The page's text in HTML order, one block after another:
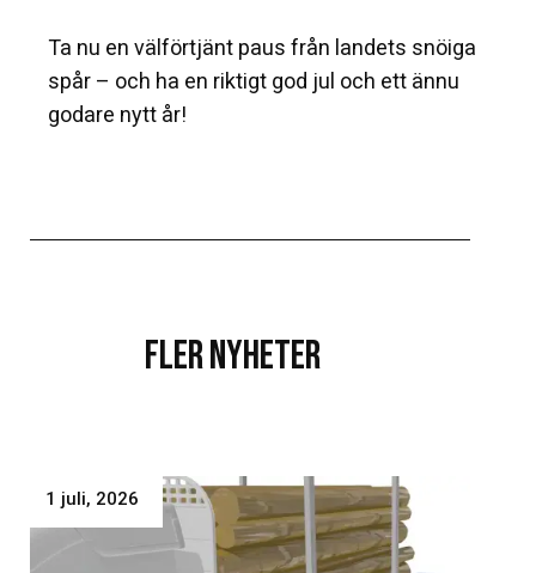
Ta nu en välförtjänt paus från landets snöiga
spår – och ha en riktigt god jul och ett ännu
godare nytt år!
Fler nyheter
1 juli, 2026